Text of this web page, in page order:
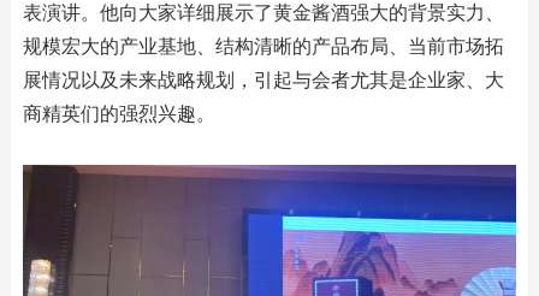
表演讲。他向大家详细展示了黄金酱酒强大的背景实力、
规模宏大的产业基地、结构清晰的产品布局、当前市场拓
展情况以及未来战略规划，引起与会者尤其是企业家、大
商精英们的强烈兴趣。